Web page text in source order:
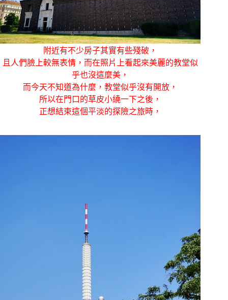
附近有不少房子其實有些殘破，
且人們臉上較無表情，而在照片上看起來美麗的教堂似
乎也沒這麼美，
而今天不知道為什麼，教堂似乎沒有開放，
所以在門口的草皮小繞一下之後，
正想結束這個平淡的探險之旅時，